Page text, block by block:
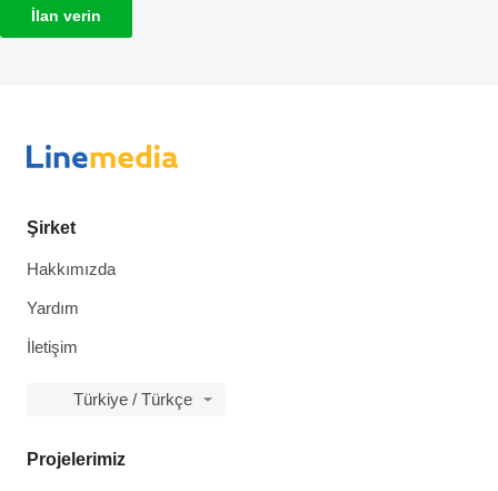
İlan verin
Şirket
Hakkımızda
Yardım
İletişim
Türkiye / Türkçe
Projelerimiz